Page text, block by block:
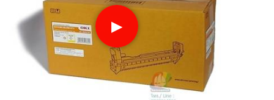
▶